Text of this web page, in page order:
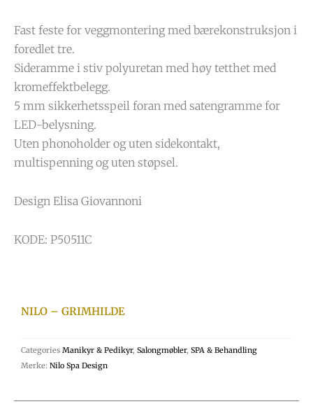
Fast feste for veggmontering med bærekonstruksjon i
foredlet tre.
Sideramme i stiv polyuretan med høy tetthet med
kromeffektbelegg.
5 mm sikkerhetsspeil foran med satengramme for
LED-belysning.
Uten phonoholder og uten sidekontakt,
multispenning og uten støpsel.
Design Elisa Giovannoni
KODE: P50511C
NILO – GRIMHILDE
Categories Manikyr & Pedikyr, Salongmøbler, SPA & Behandling
Merke: Nilo Spa Design